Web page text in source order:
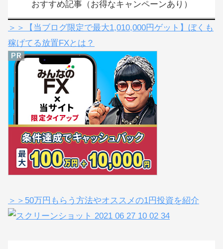
おすすめ記事（お得なキャンペーンあり）
＞＞【当ブログ限定で最大1,010,000円ゲット】ぼくも
稼げてる放置FXとは？
＞＞50万円もらう方法やオススメの1円投資を紹介